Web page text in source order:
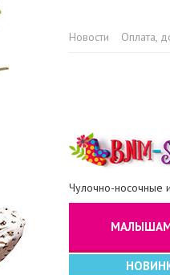
Новости Оплата,
Чулочно-носочные